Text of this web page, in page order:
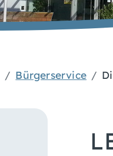
Bürgerservice